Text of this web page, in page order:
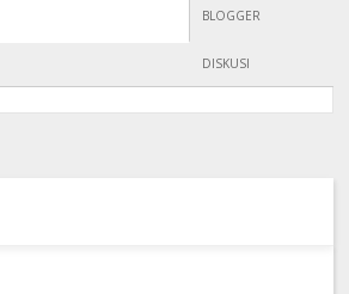
BLOGGER
DISKUSI